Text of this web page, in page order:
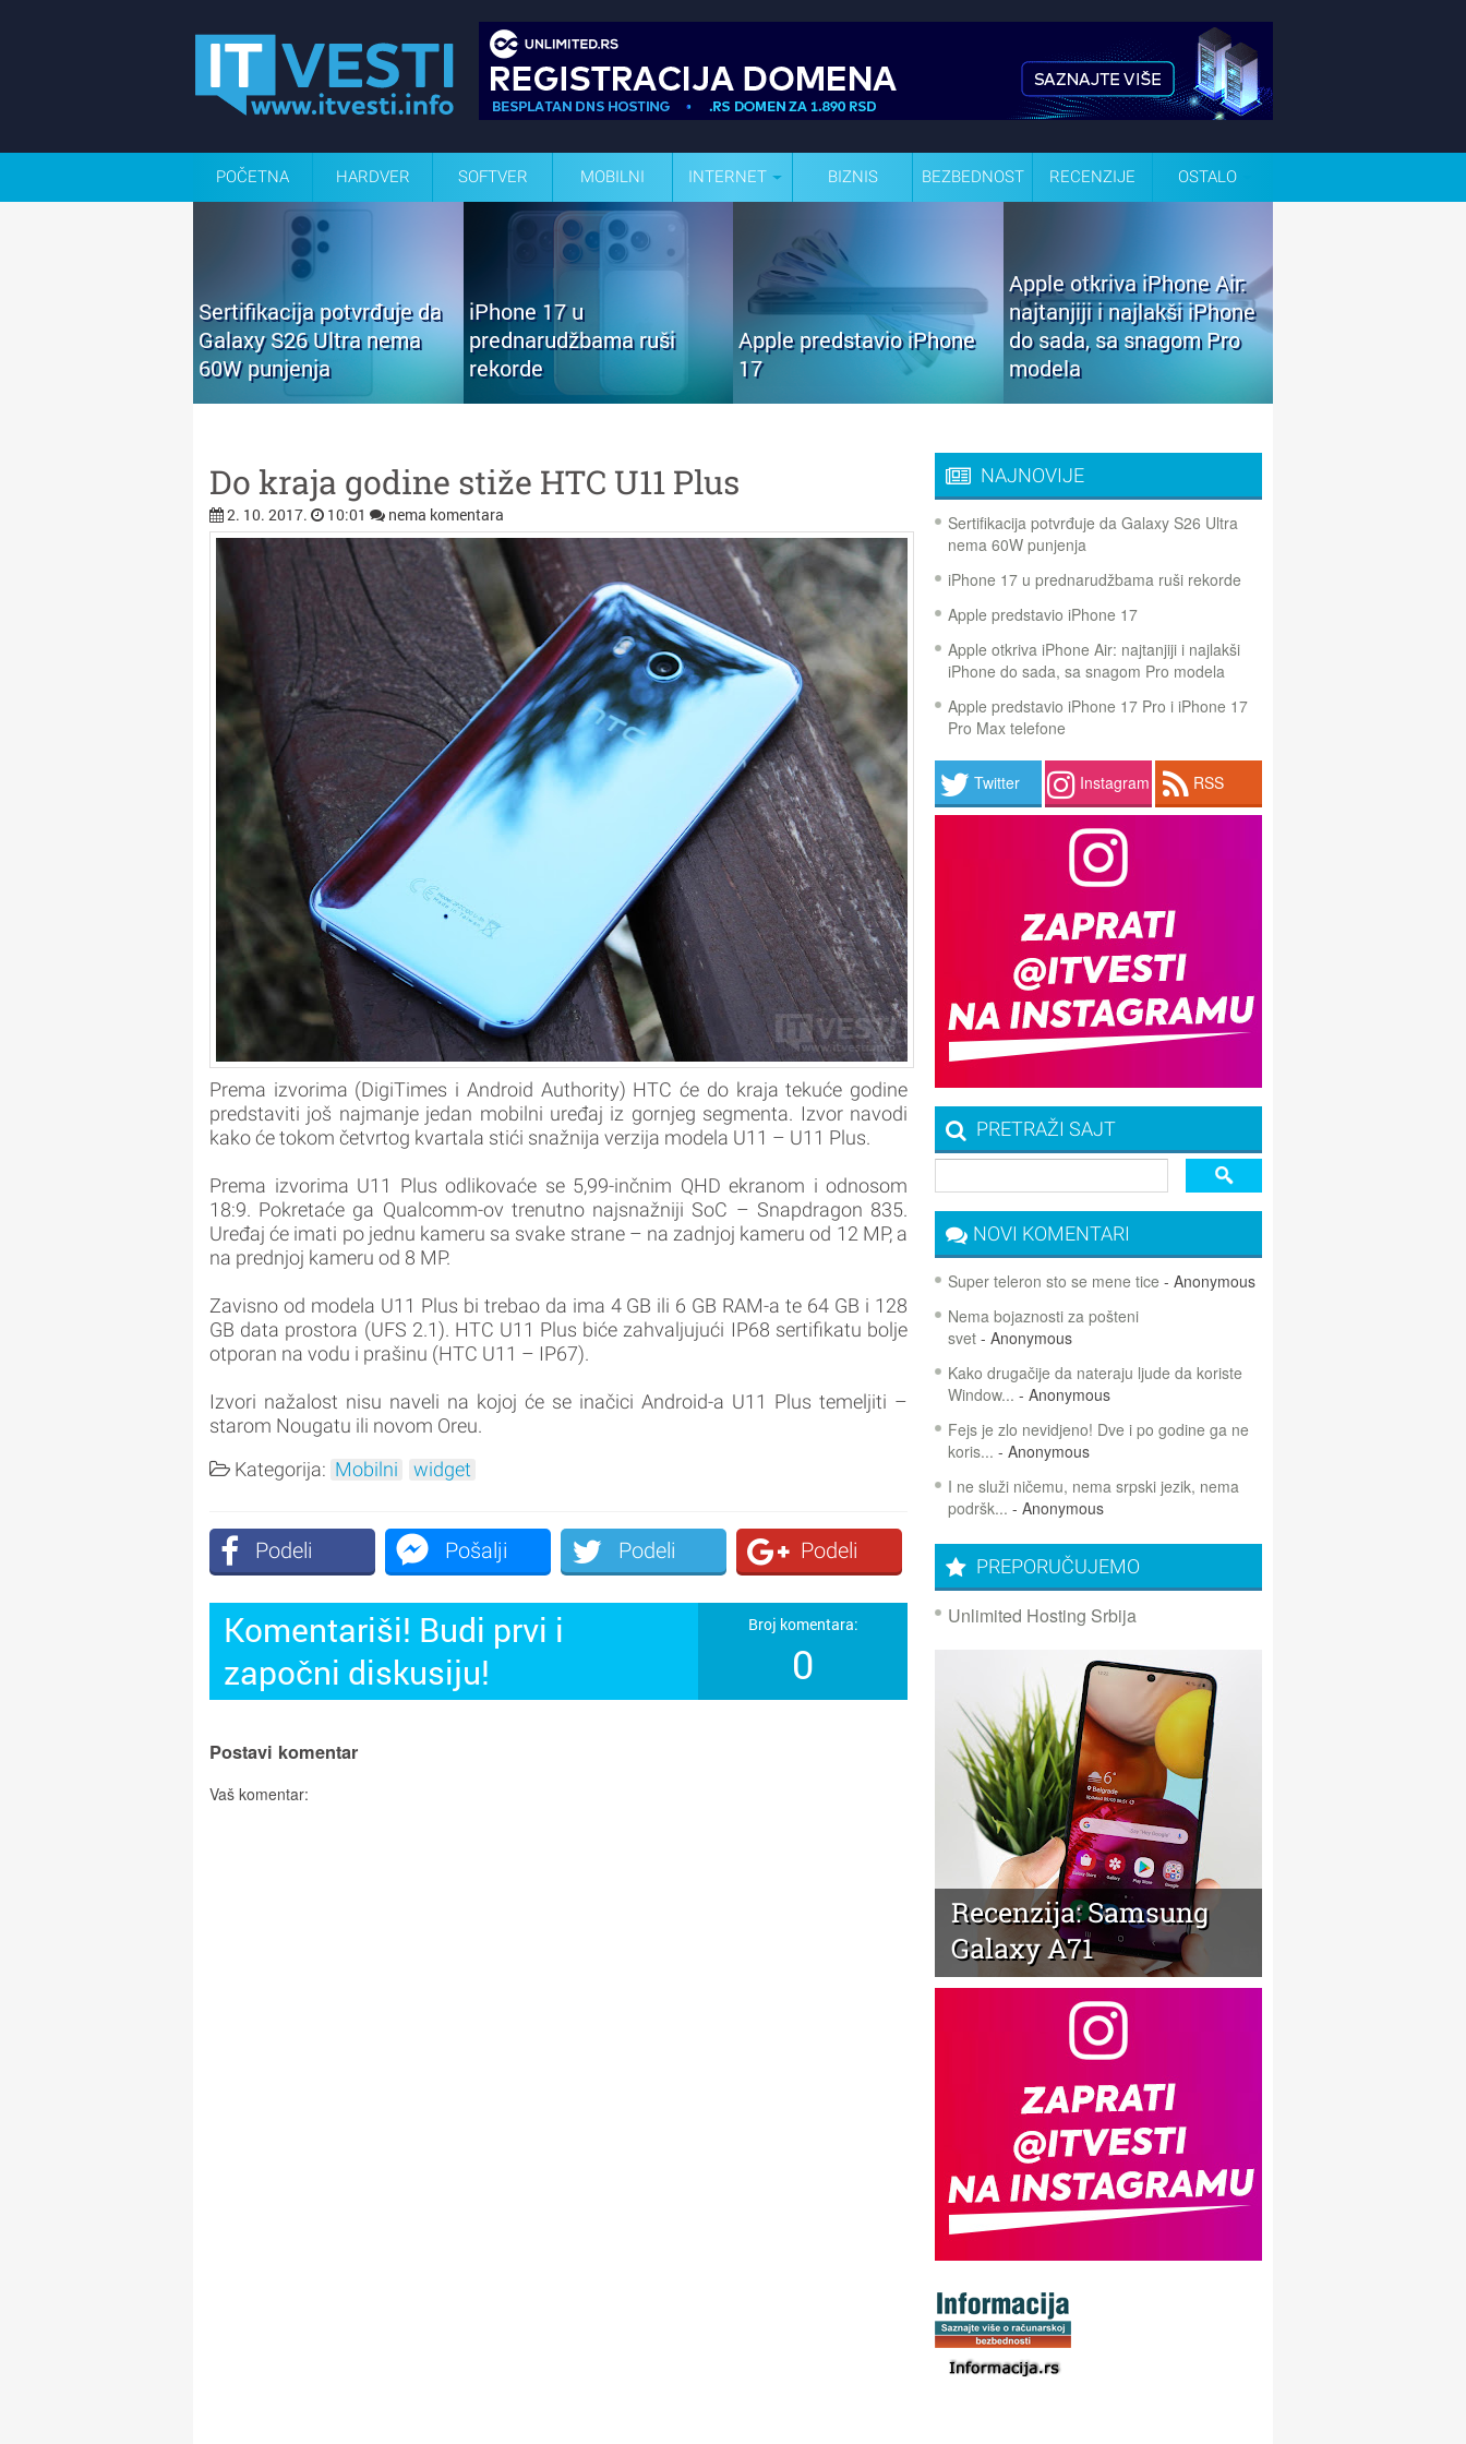
POČETNA HARDVER SOFTVER MOBILNI INTERNET BIZNIS BEZBEDNOST RECENZIJE OSTALO
Sertifikacija potvrđuje da
Galaxy S26 Ultra nema
60W punjenja
iPhone 17 u
prednarudžbama ruši
rekorde
Apple predstavio iPhone
17
Apple otkriva iPhone Air:
najtanjiji i najlakši iPhone
do sada, sa snagom Pro
modela
Do kraja godine stiže HTC U11 Plus
2. 10. 2017. 10:01 nema komentara
Prema izvorima (DigiTimes i Android Authority) HTC će do kraja tekuće godine
predstaviti još najmanje jedan mobilni uređaj iz gornjeg segmenta. Izvor navodi
kako će tokom četvrtog kvartala stići snažnija verzija modela U11 – U11 Plus.
Prema izvorima U11 Plus odlikovaće se 5,99-inčnim QHD ekranom i odnosom
18:9. Pokretaće ga Qualcomm-ov trenutno najsnažniji SoC – Snapdragon 835.
Uređaj će imati po jednu kameru sa svake strane – na zadnjoj kameru od 12 MP, a
na prednjoj kameru od 8 MP.
Zavisno od modela U11 Plus bi trebao da ima 4 GB ili 6 GB RAM-a te 64 GB i 128
GB data prostora (UFS 2.1). HTC U11 Plus biće zahvaljujući IP68 sertifikatu bolje
otporan na vodu i prašinu (HTC U11 – IP67).
Izvori nažalost nisu naveli na kojoj će se inačici Android-a U11 Plus temeljiti –
starom Nougatu ili novom Oreu.
Kategorija: Mobilni widget
Podeli Pošalji Podeli Podeli
Komentariši! Budi prvi i
započni diskusiju!
Broj komentara:
0
Postavi komentar
Vaš komentar:
NAJNOVIJE
Sertifikacija potvrđuje da Galaxy S26 Ultra
nema 60W punjenja
iPhone 17 u prednarudžbama ruši rekorde
Apple predstavio iPhone 17
Apple otkriva iPhone Air: najtanjiji i najlakši
iPhone do sada, sa snagom Pro modela
Apple predstavio iPhone 17 Pro i iPhone 17
Pro Max telefone
Twitter Instagram RSS
PRETRAŽI SAJT
NOVI KOMENTARI
Super teleron sto se mene tice - Anonymous
Nema bojaznosti za pošteni
svet - Anonymous
Kako drugačije da nateraju ljude da koriste
Window... - Anonymous
Fejs je zlo nevidjeno! Dve i po godine ga ne
koris... - Anonymous
I ne služi ničemu, nema srpski jezik, nema
podršk... - Anonymous
PREPORUČUJEMO
Unlimited Hosting Srbija
Recenzija: Samsung
Galaxy A71